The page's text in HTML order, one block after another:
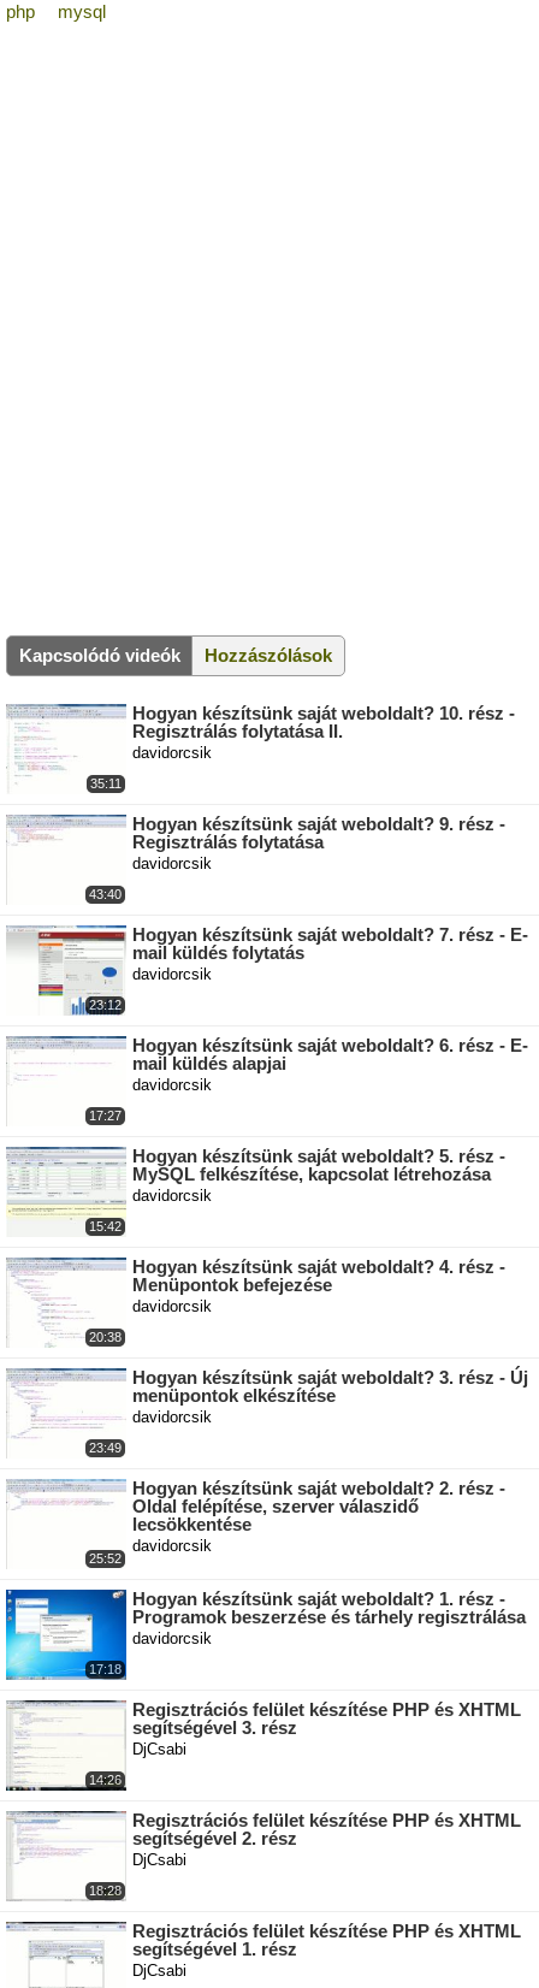
php
mysql
Kapcsolódó videók Hozzászólások
35:11
Hogyan készítsünk saját weboldalt? 10. rész -
Regisztrálás folytatása II.
davidorcsik
43:40
Hogyan készítsünk saját weboldalt? 9. rész -
Regisztrálás folytatása
davidorcsik
23:12
Hogyan készítsünk saját weboldalt? 7. rész - E-
mail küldés folytatás
davidorcsik
17:27
Hogyan készítsünk saját weboldalt? 6. rész - E-
mail küldés alapjai
davidorcsik
15:42
Hogyan készítsünk saját weboldalt? 5. rész -
MySQL felkészítése, kapcsolat létrehozása
davidorcsik
20:38
Hogyan készítsünk saját weboldalt? 4. rész -
Menüpontok befejezése
davidorcsik
23:49
Hogyan készítsünk saját weboldalt? 3. rész - Új
menüpontok elkészítése
davidorcsik
25:52
Hogyan készítsünk saját weboldalt? 2. rész -
Oldal felépítése, szerver válaszidő
lecsökkentése
davidorcsik
17:18
Hogyan készítsünk saját weboldalt? 1. rész -
Programok beszerzése és tárhely regisztrálása
davidorcsik
14:26
Regisztrációs felület készítése PHP és XHTML
segítségével 3. rész
DjCsabi
18:28
Regisztrációs felület készítése PHP és XHTML
segítségével 2. rész
DjCsabi
Regisztrációs felület készítése PHP és XHTML
segítségével 1. rész
DjCsabi